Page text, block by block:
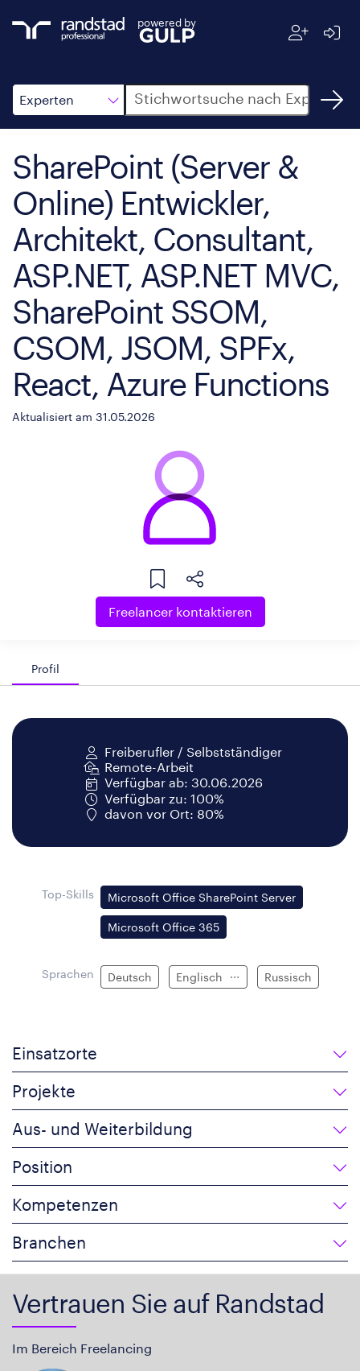
powered by
Experten
Suche
SharePoint (Server &
Online) Entwickler,
Architekt, Consultant,
ASP.NET, ASP.NET MVC,
SharePoint SSOM,
CSOM, JSOM, SPFx,
React, Azure Functions
Aktualisiert am 31.05.2026
Freelancer kontaktieren
Profil
Freiberufler / Selbstständiger
Remote-Arbeit
Verfügbar ab: 30.06.2026
Verfügbar zu: 100%
davon vor Ort: 80%
Top-Skills Microsoft Office SharePoint Server
Microsoft Office 365
Sprachen Deutsch Englisch Russisch
Einsatzorte
Projekte
Aus- und Weiterbildung
Position
Kompetenzen
Branchen
Vertrauen Sie auf Randstad
Im Bereich Freelancing